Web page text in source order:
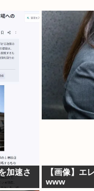
加速さ
【画像】エ
www